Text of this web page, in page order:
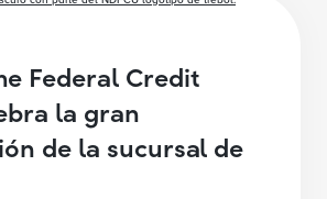
Federal Credit
la gran
de la sucursal de